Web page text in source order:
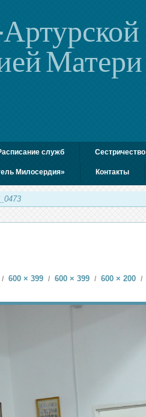
Матери
служб Сестричество
Милосердия» Контакты
/ 600 × 399 / 600 × 399 / 600 × 200 /